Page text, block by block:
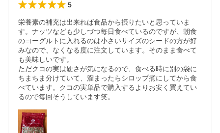
5
栄養素の補充は出来れば食品から摂りたいと思っていま
す。ナッツなども少しづつ毎日食べているのですが、朝食
のヨーグルトに入れるのは小さいサイズのシードの方が好
みなので、なくなる度に注文しています。そのまま食べて
も美味しいです。
ただクコの実は硬さが気になるので、食べる時に別の袋に
ちまちま分けていて、溜まったらシロップ煮にしてから食
べています。クコの実単品で購入するよりお安く買えてい
るので毎回そうしています笑。